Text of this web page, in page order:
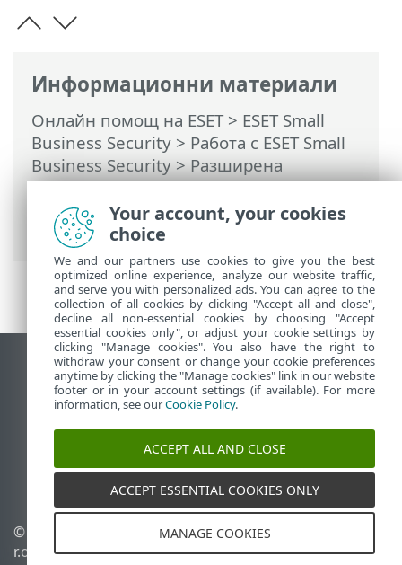
Информационни материали
Онлайн помощ на ESET> ESET Small
Business Security > Работа с ESET Small
Business Security>Разширена
настройка>Защити>Защита на уеб
достъпа
> Сканиране на HTTP(S)
трафика
Преглед на настолна версия на сайт
End of Life
База със знания на ESET
Форум на ESET
ESET Status Portal
Регионална поддръжка
© 1992 - 2026 ESET, spol. s
r.o. – всички права
бисквитките
Your account, your cookies
choice
We and our partners use cookies to give you the best
optimized online experience, analyze our website traffic,
and serve you with personalized ads. You can agree to the
collection of all cookies by clicking "Accept all and close",
decline all non-essential cookies by choosing "Accept
essential cookies only", or adjust your cookie settings by
clicking "Manage cookies". You also have the right to
withdraw your consent or change your cookie preferences
anytime by clicking the "Manage cookies" link in our website
footer or in your account settings (if available). For more
information, see ourCookie Policy.
ACCEPT ALL AND CLOSE
ACCEPT ESSENTIAL COOKIES ONLY
MANAGE COOKIES